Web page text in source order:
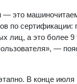
— это
по
лиц, а это более
—
В конце